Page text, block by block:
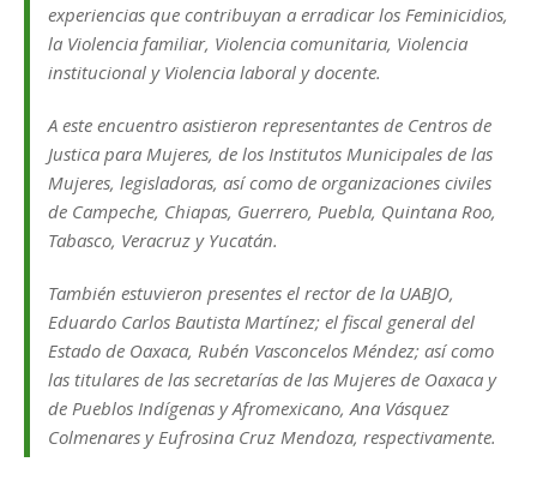
experiencias que contribuyan a erradicar los Feminicidios,
la Violencia familiar, Violencia comunitaria, Violencia
institucional y Violencia laboral y docente.
A este encuentro asistieron representantes de Centros de
Justica para Mujeres, de los Institutos Municipales de las
Mujeres, legisladoras, así como de organizaciones civiles
de Campeche, Chiapas, Guerrero, Puebla, Quintana Roo,
Tabasco, Veracruz y Yucatán.
También estuvieron presentes el rector de la UABJO,
Eduardo Carlos Bautista Martínez; el fiscal general del
Estado de Oaxaca, Rubén Vasconcelos Méndez; así como
las titulares de las secretarías de las Mujeres de Oaxaca y
de Pueblos Indígenas y Afromexicano, Ana Vásquez
Colmenares y Eufrosina Cruz Mendoza, respectivamente.